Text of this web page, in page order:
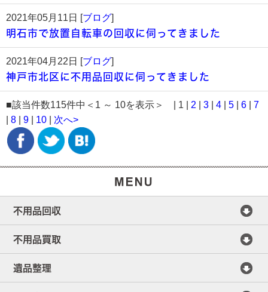
2021年05月11日 [ブログ]
明石市で放置自転車の回収に伺ってきました
2021年04月22日 [ブログ]
神戸市北区に不用品回収に伺ってきました
■該当件数115件中＜1 ～ 10を表示＞ | 1 | 2 3 4 5 6
7
8 9 10 次へ>
不用品回収
不用品買取
遺品整理